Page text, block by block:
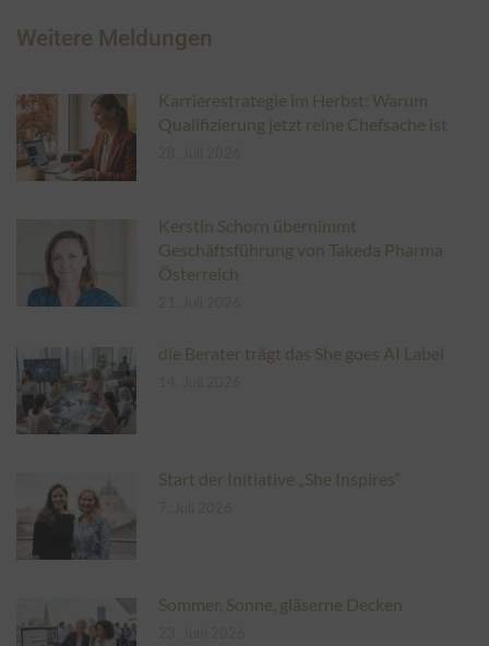
Weitere Meldungen
Karrierestrategie im Herbst: Warum
Qualifizierung jetzt reine Chefsache ist
Kerstin Schorn übernimmt
Geschäftsführung von Takeda Pharma
Österreich
die Berater trägt das She goes AI Label
Start der Initiative „She Inspires“
Sommer, Sonne, gläserne Decken